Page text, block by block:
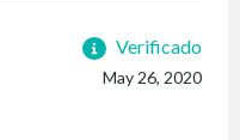
Verificado
May 26, 2020